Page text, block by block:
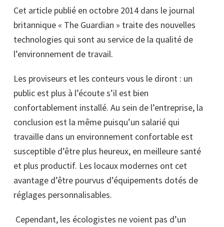
Cet article publié en octobre 2014 dans le journal
britannique « The Guardian » traite des nouvelles
technologies qui sont au service de la qualité de
l’environnement de travail.
Les proviseurs et les conteurs vous le diront : un
public est plus à l’écoute s’il est bien
confortablement installé. Au sein de l’entreprise, la
conclusion est la même puisqu’un salarié qui
travaille dans un environnement confortable est
susceptible d’être plus heureux, en meilleure santé
et plus productif. Les locaux modernes ont cet
avantage d’être pourvus d’équipements dotés de
réglages personnalisables.
Cependant, les écologistes ne voient pas d’un